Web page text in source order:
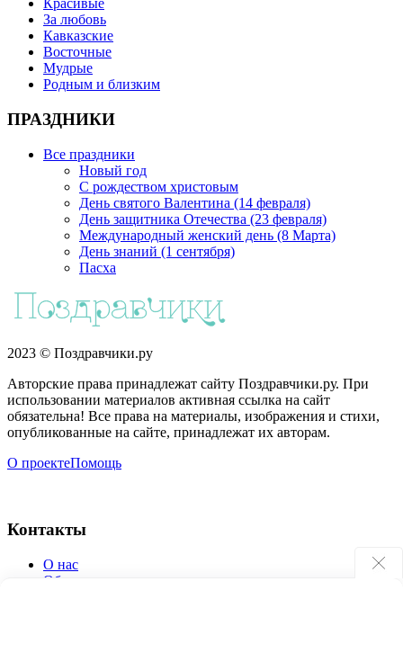
Красивые
За любовь
Кавказские
Восточные
Мудрые
Родным и близким
ПРАЗДНИКИ
Все праздники
Новый год
С рождеством христовым
День святого Валентина (14 февраля)
День защитника Отечества (23 февраля)
Международный женский день (8 Марта)
День знаний (1 сентября)
Пасха
2023 © Поздравчики.ру
Авторские права принадлежат сайту Поздравчики.ру. При
использовании материалов активная ссылка на сайт
обязательна! Все права на материалы, изображения и стихи,
опубликованные на сайте, принадлежат их авторам.
О проектеПомощь
Контакты
О нас
Обратная связь